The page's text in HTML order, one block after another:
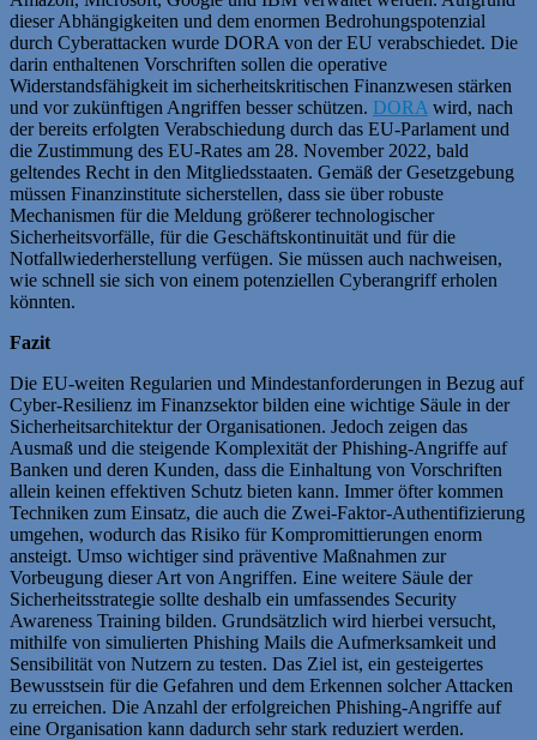
dieser Abhängigkeiten und dem enormen Bedrohungspotenzial
durch Cyberattacken wurde DORA von der EU verabschiedet. Die
darin enthaltenen Vorschriften sollen die operative
Widerstandsfähigkeit im sicherheitskritischen Finanzwesen stärken
und vor zukünftigen Angriffen besser schützen. DORA wird, nach
der bereits erfolgten Verabschiedung durch das EU-Parlament und
die Zustimmung des EU-Rates am 28. November 2022, bald
geltendes Recht in den Mitgliedsstaaten. Gemäß der Gesetzgebung
müssen Finanzinstitute sicherstellen, dass sie über robuste
Mechanismen für die Meldung größerer technologischer
Sicherheitsvorfälle, für die Geschäftskontinuität und für die
Notfallwiederherstellung verfügen. Sie müssen auch nachweisen,
wie schnell sie sich von einem potenziellen Cyberangriff erholen
könnten.
Fazit
Die EU-weiten Regularien und Mindestanforderungen in Bezug auf
Cyber-Resilienz im Finanzsektor bilden eine wichtige Säule in der
Sicherheitsarchitektur der Organisationen. Jedoch zeigen das
Ausmaß und die steigende Komplexität der Phishing-Angriffe auf
Banken und deren Kunden, dass die Einhaltung von Vorschriften
allein keinen effektiven Schutz bieten kann. Immer öfter kommen
Techniken zum Einsatz, die auch die Zwei-Faktor-Authentifizierung
umgehen, wodurch das Risiko für Kompromittierungen enorm
ansteigt. Umso wichtiger sind präventive Maßnahmen zur
Vorbeugung dieser Art von Angriffen. Eine weitere Säule der
Sicherheitsstrategie sollte deshalb ein umfassendes Security
Awareness Training bilden. Grundsätzlich wird hierbei versucht,
mithilfe von simulierten Phishing Mails die Aufmerksamkeit und
Sensibilität von Nutzern zu testen. Das Ziel ist, ein gesteigertes
Bewusstsein für die Gefahren und dem Erkennen solcher Attacken
zu erreichen. Die Anzahl der erfolgreichen Phishing-Angriffe auf
eine Organisation kann dadurch sehr stark reduziert werden.